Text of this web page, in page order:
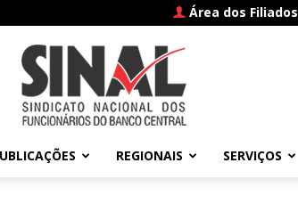
Área dos Filiados
REGIONAIS SERVIÇOS